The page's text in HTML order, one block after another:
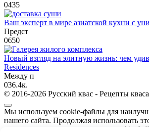
0435
Ваш эксперт в мире азиатской кухни с
Предст
0650
Новый взгляд на элитную жизнь: чем
Residences
Между п
036.4к.
© 2016-2026 Русский квас - Рецепты кваса
Мы используем cookie-файлы для
нашего сайта. Продолжая использовать
соглашаетесь с использованием cookie-